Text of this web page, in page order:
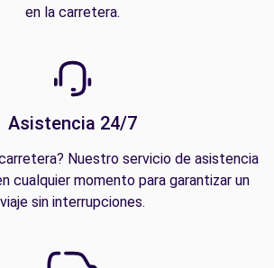
en la carretera.
Asistencia 24/7
Nuestro servicio de asistencia
cualquier momento para garantizar un
viaje sin interrupciones.